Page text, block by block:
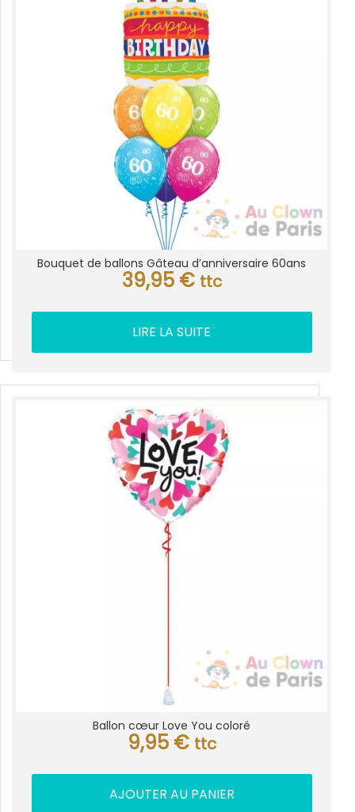
Bouquet de ballons Gâteau d’anniversaire 60ans
39,95 € ttc
LIRE LA SUITE
Ballon cœur Love You coloré
9,95 € ttc
AJOUTER AU PANIER